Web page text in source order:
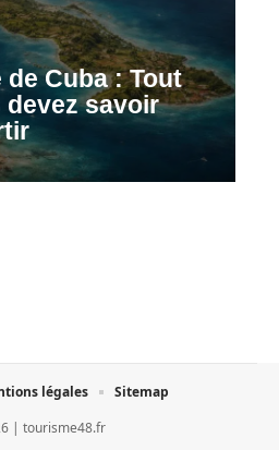
Cuba : Tout
devez savoir
| tourisme48.fr
légales Sitemap